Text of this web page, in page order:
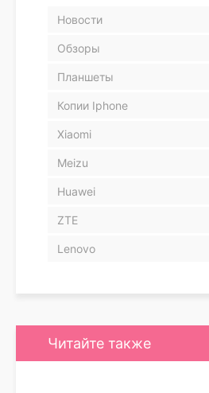
Новости
Обзоры
Планшеты
Копии Iphone
Xiaomi
Meizu
Huawei
ZTE
Lenovo
Читайте также